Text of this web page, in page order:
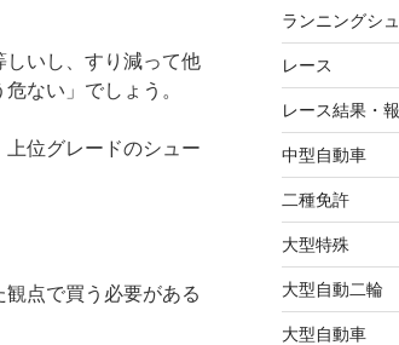
いし、すり減って他
ない」でしょう。
位グレードのシュー
点で買う必要がある
ランニングシ
レース
レース結果・
中型自動車
二種免許
大型特殊
大型自動二輪
大型自動車